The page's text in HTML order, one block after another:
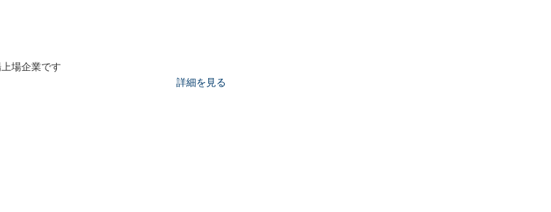
場企業です
詳細を見る